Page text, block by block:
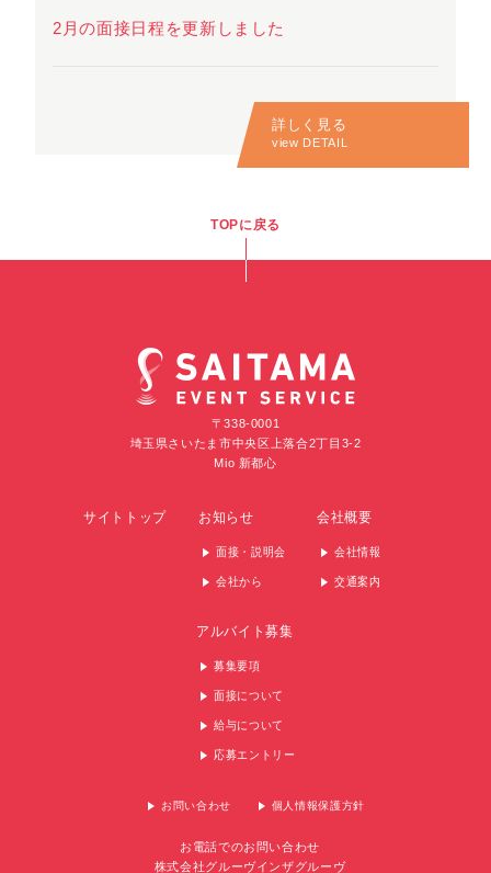
2月の面接日程を更新しました
詳しく見る
view DETAIL
TOPに戻る
〒338-0001
埼玉県さいたま市中央区上落合2丁目3-2
Mio 新都心
サイトトップ お知らせ
面接・説明会
会社から
会社概要
会社情報
交通案内
アルバイト募集
募集要項
面接について
給与について
応募エントリー
お問い合わせ 個人情報保護方針
お電話でのお問い合わせ
株式会社グルーヴインザグルーヴ